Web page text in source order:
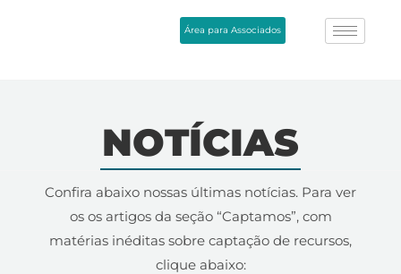
Área para Associados
NOTÍCIAS
Confira abaixo nossas últimas notícias. Para ver
os os artigos da seção “Captamos”, com
matérias inéditas sobre captação de recursos,
clique abaixo: